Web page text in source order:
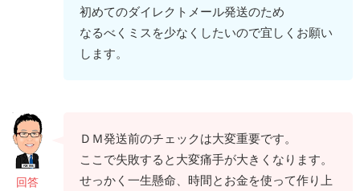
初めてのダイレクトメール発送のため
なるべくミスを少なくしたいので宜しくお願い
します。
回答
ＤＭ発送前のチェックは大変重要です。
ここで失敗すると大変痛手が大きくなります。
せっかく一生懸命、時間とお金を使って作り上